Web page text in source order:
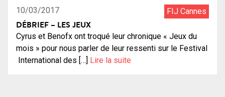
10/03/2017 FIJ Cannes
DÉBRIEF – LES JEUX
Cyrus et Benofx ont troqué leur chronique « Jeux du
mois » pour nous parler de leur ressenti sur le Festival
International des […]
Lire la suite